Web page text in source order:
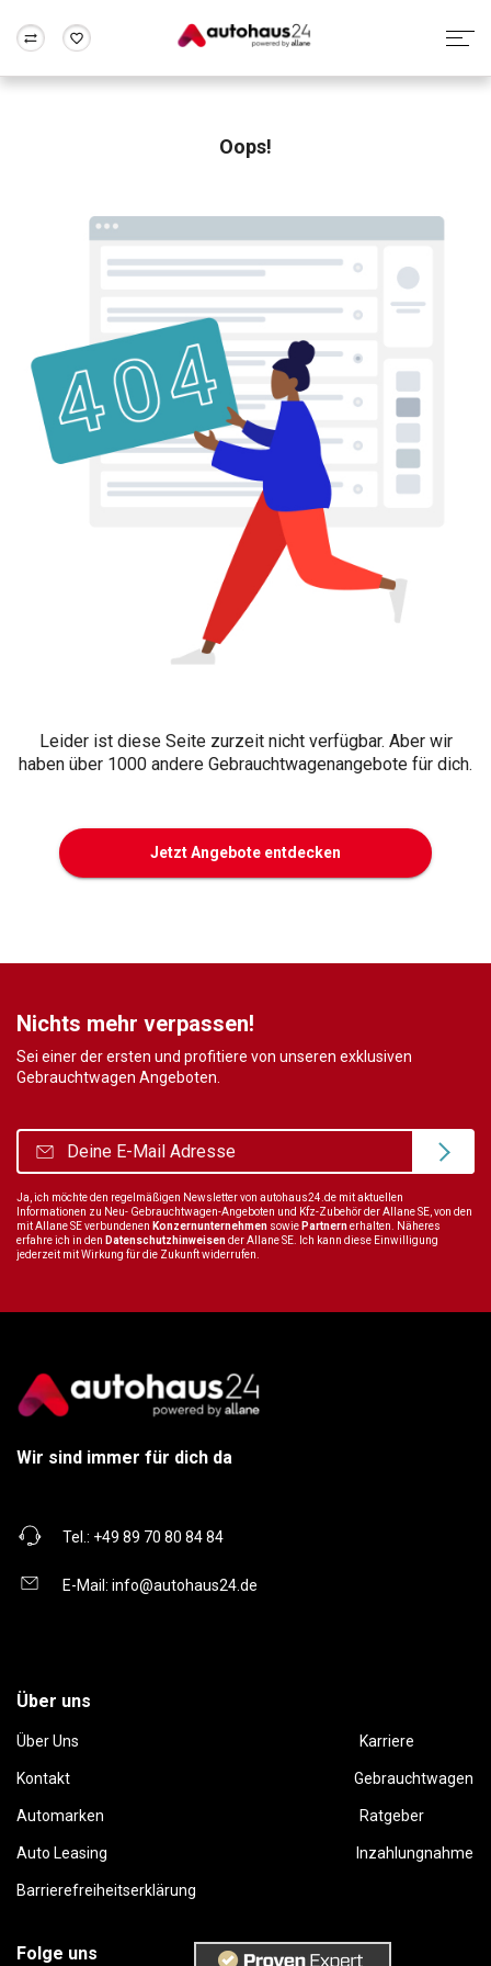
Rund um die Inzahlungnahme
Oops!
Leider ist diese Seite zurzeit nicht verfügbar. Aber wir
haben über 1000 andere Gebrauchtwagenangebote für dich.
Jetzt Angebote entdecken
Nichts mehr verpassen!
Sei einer der ersten und profitiere von unseren exklusiven
Gebrauchtwagen Angeboten.
Ja, ich möchte den regelmäßigen Newsletter von autohaus24.de mit aktuellen
Informationen zu Neu- Gebrauchtwagen-Angeboten und Kfz-Zubehör der Allane SE, von den
mit Allane SE verbundenen Konzernunternehmen sowie Partnernerhalten. Näheres
erfahre ich in den Datenschutzhinweisender Allane SE. Ich kann diese Einwilligung
jederzeit mit Wirkung für die Zukunft widerrufen.
Wir sind immer für dich da
Tel.: +49 89 70 80 84 84
E-Mail: info@autohaus24.de
Über uns
Über Uns Karriere
Kontakt Gebrauchtwagen
Automarken Ratgeber
Auto Leasing Inzahlungnahme
Barrierefreiheitserklärung
Folge uns